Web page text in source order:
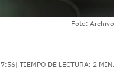
Foto: Archivo
7:56| TIEMPO DE LECTURA: 2 MIN.